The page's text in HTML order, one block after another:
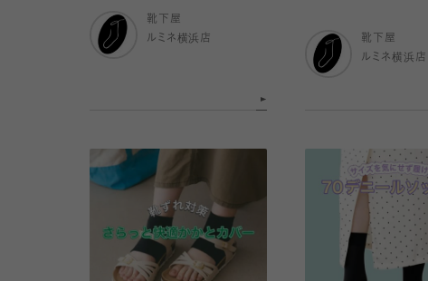
靴下屋
ルミネ横浜店
靴下屋
ルミネ横浜店